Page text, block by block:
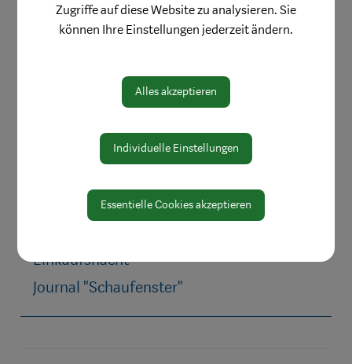
Innenstadtbroschüre
Einkaufen
Wohnen & Werken
Beraten & Informieren
Direktvermarkter
Einkaufsnacht
Journal "Schaufenster"
Zugriffe auf diese Website zu analysieren. Sie
können Ihre Einstellungen jederzeit ändern.
Alles akzeptieren
Individuelle Einstellungen
Essentielle Cookies akzeptieren